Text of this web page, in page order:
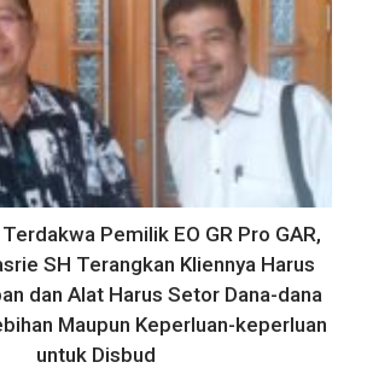
Pemilik EO GR Pro GAR,
SH Terangkan Kliennya Harus
dan Alat Harus Setor Dana-dana
Maupun Keperluan-keperluan
untuk Disbud